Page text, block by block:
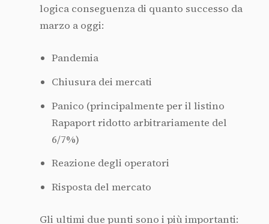
logica conseguenza di quanto successo da
marzo a oggi:
Pandemia
Chiusura dei mercati
Panico (principalmente per il listino
Rapaport ridotto arbitrariamente del
6/7%)
Reazione degli operatori
Risposta del mercato
Gli ultimi due punti sono i più importanti: